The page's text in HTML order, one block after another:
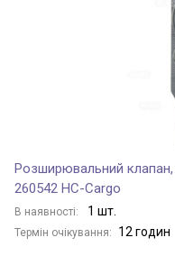
Розширювальний клапан,
260542 HC-Cargo
В наявності: 1 шт.
Термін очікування: 12 годин